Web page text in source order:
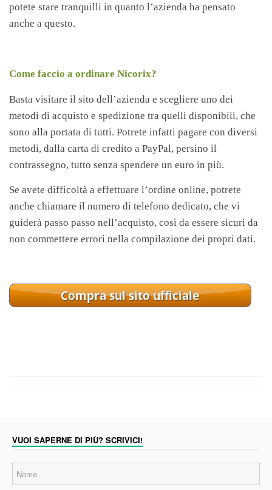
potete stare tranquilli in quanto l’azienda ha pensato
anche a questo.
Come faccio a ordinare Nicorix?
Basta visitare il sito dell’azienda e scegliere uno dei
metodi di acquisto e spedizione tra quelli disponibili, che
sono alla portata di tutti. Potrete infatti pagare con diversi
metodi, dalla carta di credito a PayPal, persino il
contrassegno, tutto senza spendere un euro in più.
Se avete difficoltà a effettuare l’ordine online, potrete
anche chiamare il numero di telefono dedicato, che vi
guiderà passo passo nell’acquisto, così da essere sicuri da
non commettere errori nella compilazione dei propri dati.
VUOI SAPERNE DI PIÙ? SCRIVICI!